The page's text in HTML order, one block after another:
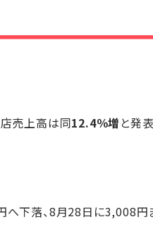
店売上高は同12.4％増 と発表
下落、8月28日に3,008円